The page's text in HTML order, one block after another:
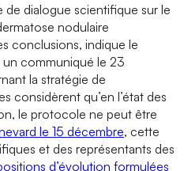
de dialogue scientifique sur le
nodulaire
conclusions, indique le
un communiqué le 23
la stratégie de
considèrent qu’en l’état des
le protocole ne peut être
le 15 décembre, cette
et des représentants des
d’évolution formulées